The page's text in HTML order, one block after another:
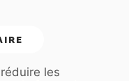
les